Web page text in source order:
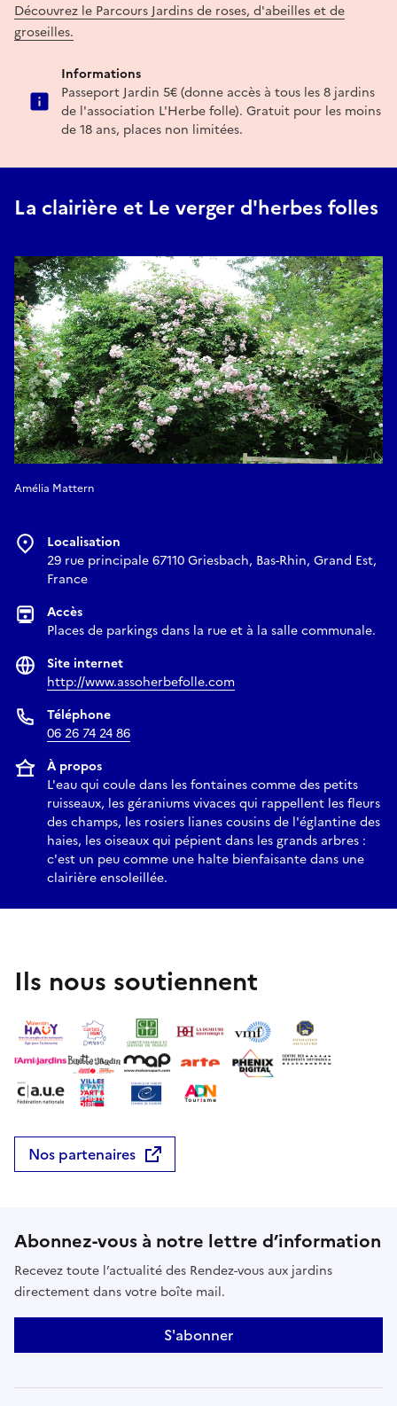
Découvrez le Parcours Jardins de roses, d'abeilles et de
groseilles.
Informations
Passeport Jardin 5€ (donne accès à tous les 8 jardins
de l'association L'Herbe folle). Gratuit pour les moins
de 18 ans, places non limitées.
La clairière et Le verger d'herbes folles
Amélia Mattern
Localisation
29 rue principale 67110 Griesbach, Bas-Rhin, Grand Est,
France
Accès
Places de parkings dans la rue et à la salle communale.
Site internet
http://www.assoherbefolle.com
Téléphone
06 26 74 24 86
À propos
L'eau qui coule dans les fontaines comme des petits
ruisseaux, les géraniums vivaces qui rappellent les fleurs
des champs, les rosiers lianes cousins de l'églantine des
haies, les oiseaux qui pépient dans les grands arbres :
c'est un peu comme une halte bienfaisante dans une
clairière ensoleillée.
Ils nous soutiennent
Nos partenaires
Abonnez-vous à notre lettre d’information
Recevez toute l’actualité des Rendez-vous aux jardins
directement dans votre boîte mail.
S'abonner